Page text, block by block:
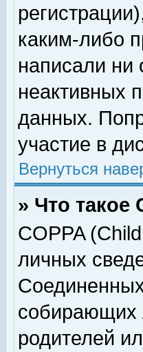
каким-либо
написали ни
неактивных
данных.
участие в
Вернуться
» Что такое
COPPA
личных
собирающих
родителей